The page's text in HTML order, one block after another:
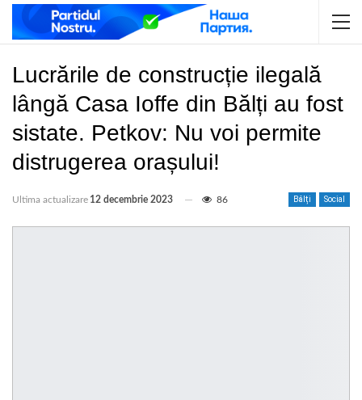
Lucrările de construcție ilegală
lângă Casa Ioffe din Bălți au fost
sistate. Petkov: Nu voi permite
distrugerea orașului!
Bălți Social
Ultima actualizare 12 decembrie 2023 86